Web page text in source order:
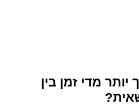
מדי זמן בין